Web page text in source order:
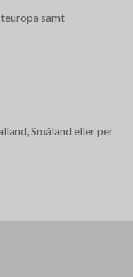
samt
Småland eller per